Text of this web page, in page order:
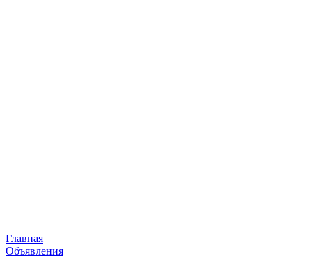
Главная
Объявления
Фирмы